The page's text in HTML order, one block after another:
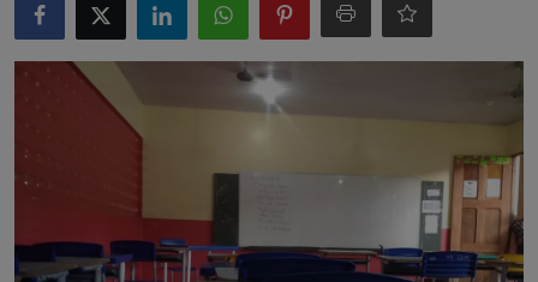
PODCASTS
GALERIA DE FOTOS
COLABORADORES